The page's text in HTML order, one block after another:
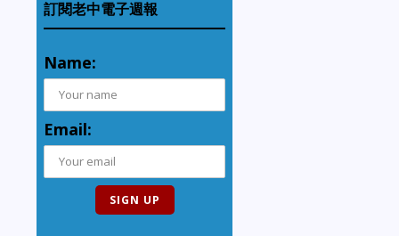
訂閱老中電子週報
Name:
Email: